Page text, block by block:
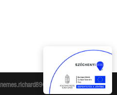
nemes.richard89@gmail.com